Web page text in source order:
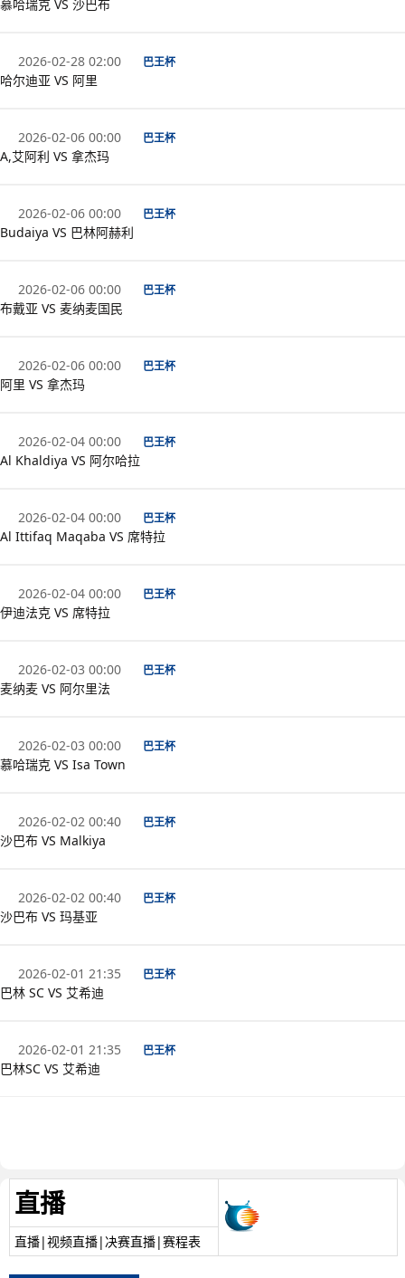
慕哈瑞克 VS 沙巴布
2026-02-28 02:00 巴王杯
哈尔迪亚 VS 阿里
2026-02-06 00:00 巴王杯
A,艾阿利 VS 拿杰玛
2026-02-06 00:00 巴王杯
Budaiya VS 巴林阿赫利
2026-02-06 00:00 巴王杯
布戴亚 VS 麦纳麦国民
2026-02-06 00:00 巴王杯
阿里 VS 拿杰玛
2026-02-04 00:00 巴王杯
Al Khaldiya VS 阿尔哈拉
2026-02-04 00:00 巴王杯
Al Ittifaq Maqaba VS 席特拉
2026-02-04 00:00 巴王杯
伊迪法克 VS 席特拉
2026-02-03 00:00 巴王杯
麦纳麦 VS 阿尔里法
2026-02-03 00:00 巴王杯
慕哈瑞克 VS Isa Town
2026-02-02 00:40 巴王杯
沙巴布 VS Malkiya
2026-02-02 00:40 巴王杯
沙巴布 VS 玛基亚
2026-02-01 21:35 巴王杯
巴林 SC VS 艾希迪
2026-02-01 21:35 巴王杯
巴林SC VS 艾希迪
直播
直播|视频直播|决赛直播|赛程表